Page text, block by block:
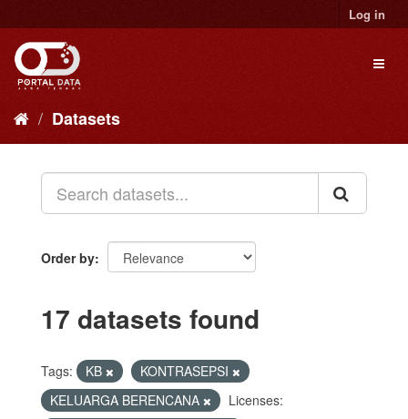
to
content
Log in
Datasets
Order by
17 datasets found
Tags: KB
KONTRASEPSI
KELUARGA BERENCANA
Licenses: